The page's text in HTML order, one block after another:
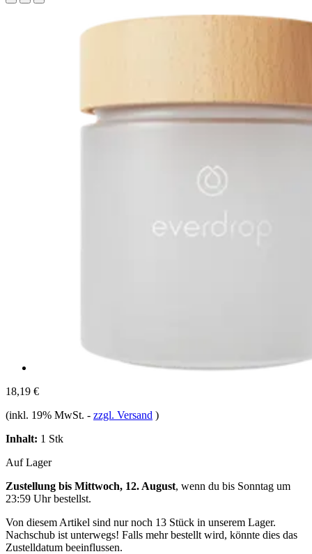
18,19 €
(inkl. 19% MwSt. - zzgl. Versand )
Inhalt: 1 Stk
Auf Lager
Zustellung bis Mittwoch, 12. August, wenn du bis Sonntag um
23:59 Uhrbestellst.
Von diesem Artikel sind nur noch 13 Stück in unserem Lager.
Nachschub ist unterwegs! Falls mehr bestellt wird, könnte dies das
Zustelldatum beeinflussen.